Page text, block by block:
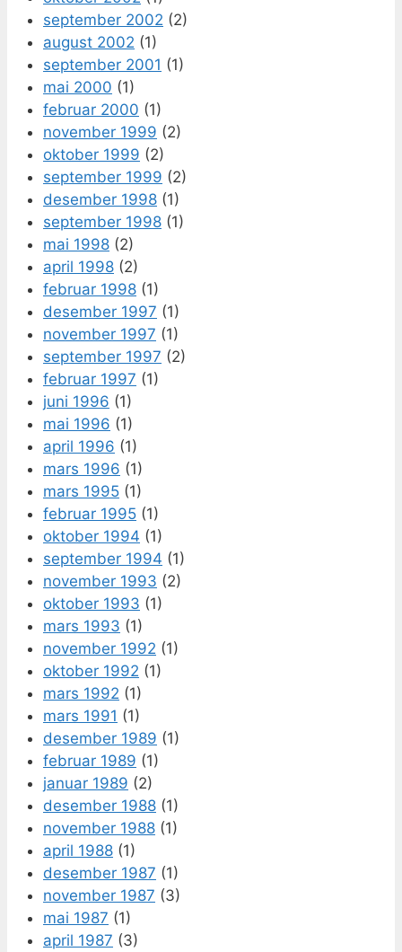
september 2002 (2)
august 2002 (1)
september 2001 (1)
mai 2000 (1)
februar 2000 (1)
november 1999 (2)
oktober 1999 (2)
september 1999 (2)
desember 1998 (1)
september 1998 (1)
mai 1998 (2)
april 1998 (2)
februar 1998 (1)
desember 1997 (1)
november 1997 (1)
september 1997 (2)
februar 1997 (1)
juni 1996 (1)
mai 1996 (1)
april 1996 (1)
mars 1996 (1)
mars 1995 (1)
februar 1995 (1)
oktober 1994 (1)
september 1994 (1)
november 1993 (2)
oktober 1993 (1)
mars 1993 (1)
november 1992 (1)
oktober 1992 (1)
mars 1992 (1)
mars 1991 (1)
desember 1989 (1)
februar 1989 (1)
januar 1989 (2)
desember 1988 (1)
november 1988 (1)
april 1988 (1)
desember 1987 (1)
november 1987 (3)
mai 1987 (1)
april 1987 (3)